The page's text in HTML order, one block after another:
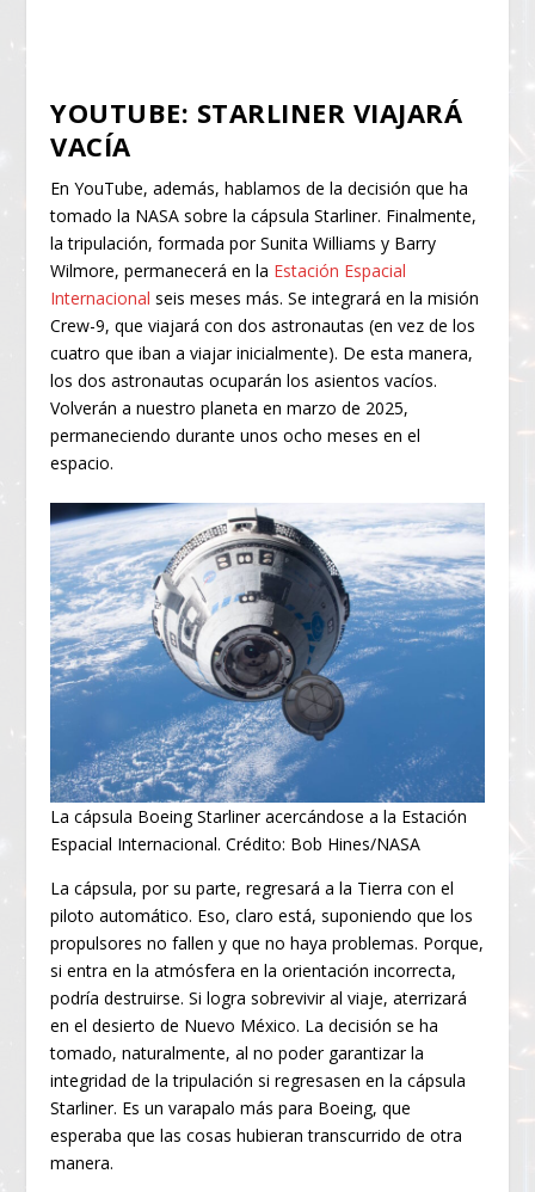
YOUTUBE: STARLINER VIAJARÁ
VACÍA
En YouTube, además, hablamos de la decisión que ha
tomado la NASA sobre la cápsula Starliner. Finalmente,
la tripulación, formada por Sunita Williams y Barry
Wilmore, permanecerá en la Estación Espacial
Internacional seis meses más. Se integrará en la misión
Crew-9, que viajará con dos astronautas (en vez de los
cuatro que iban a viajar inicialmente). De esta manera,
los dos astronautas ocuparán los asientos vacíos.
Volverán a nuestro planeta en marzo de 2025,
permaneciendo durante unos ocho meses en el
espacio.
La cápsula Boeing Starliner acercándose a la Estación
Espacial Internacional. Crédito: Bob Hines/NASA
La cápsula, por su parte, regresará a la Tierra con el
piloto automático. Eso, claro está, suponiendo que los
propulsores no fallen y que no haya problemas. Porque,
si entra en la atmósfera en la orientación incorrecta,
podría destruirse. Si logra sobrevivir al viaje, aterrizará
en el desierto de Nuevo México. La decisión se ha
tomado, naturalmente, al no poder garantizar la
integridad de la tripulación si regresasen en la cápsula
Starliner. Es un varapalo más para Boeing, que
esperaba que las cosas hubieran transcurrido de otra
manera.